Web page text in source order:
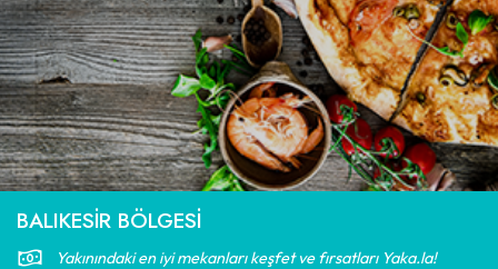
BALIKESIR BÖLGESI
Yakınındaki en iyi mekanları keşfet ve fırsatları Yaka.la!